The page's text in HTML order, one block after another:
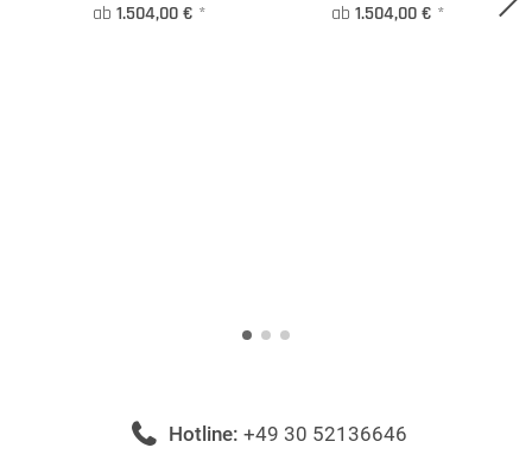
ab 1.504,00 € * ab 1.504,00 € *
Hotline: +49 30 52136646